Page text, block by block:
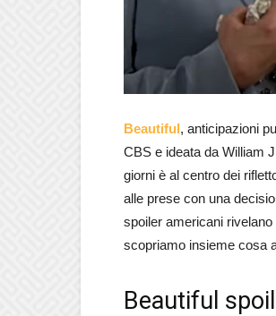
Beautiful, anticipazioni
CBS e ideata da William
giorni è al centro dei
alle prese con una
spoiler americani
scopriamo insieme cosa
Beautiful